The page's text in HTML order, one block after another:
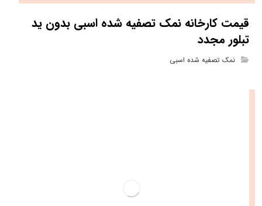
قیمت کارخانه نمک تصفیه شده اسبی بدون ید
تبلور مجدد
نمک تصفیه شده اسبی